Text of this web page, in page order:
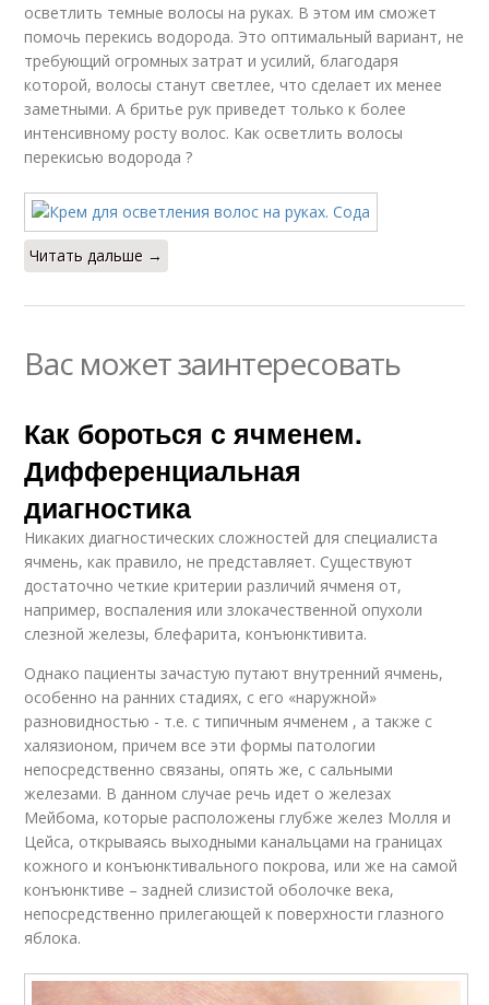
осветлить темные волосы на руках. В этом им сможет
помочь перекись водорода. Это оптимальный вариант, не
требующий огромных затрат и усилий, благодаря
которой, волосы станут светлее, что сделает их менее
заметными. А бритье рук приведет только к более
интенсивному росту волос. Как осветлить волосы
перекисью водорода ?
Читать дальше →
Вас может заинтересовать
Как бороться с ячменем.
Дифференциальная
диагностика
Никаких диагностических сложностей для специалиста
ячмень, как правило, не представляет. Существуют
достаточно четкие критерии различий ячменя от,
например, воспаления или злокачественной опухоли
слезной железы, блефарита, конъюнктивита.
Однако пациенты зачастую путают внутренний ячмень,
особенно на ранних стадиях, с его «наружной»
разновидностью - т.е. с типичным ячменем , а также с
халязионом, причем все эти формы патологии
непосредственно связаны, опять же, с сальными
железами. В данном случае речь идет о железах
Мейбома, которые расположены глубже желез Молля и
Цейса, открываясь выходными канальцами на границах
кожного и конъюнктивального покрова, или же на самой
конъюнктиве – задней слизистой оболочке века,
непосредственно прилегающей к поверхности глазного
яблока.